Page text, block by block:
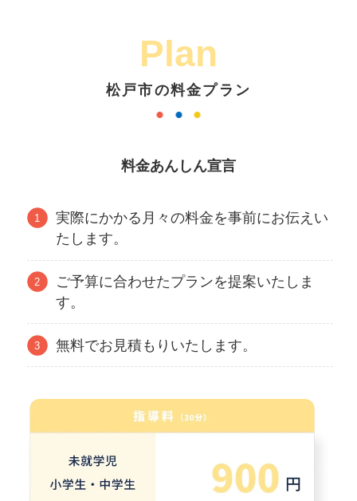
Plan
松戸市の料金プラン
料金あんしん宣言
実際にかかる月々の料金を事前にお伝えい
たします。
ご予算に合わせたプランを提案いたしま
す。
無料でお見積もりいたします。